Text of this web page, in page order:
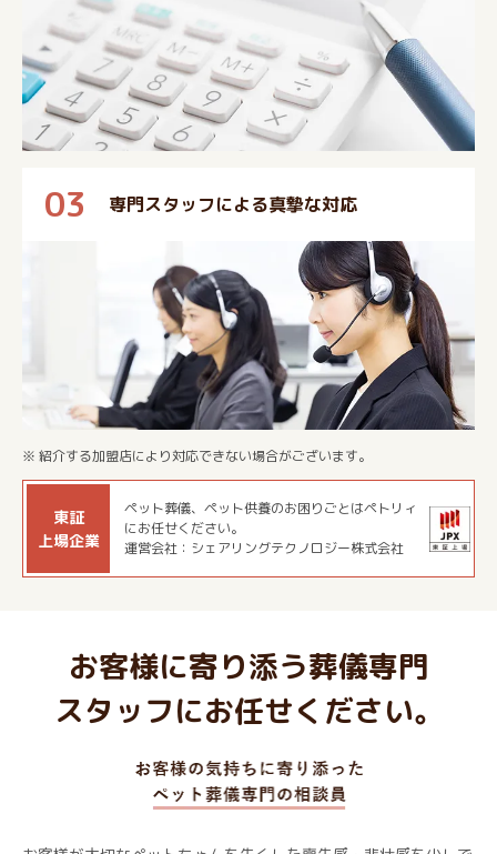
03 専門スタッフによる真摯な対応
※ 紹介する加盟店により対応できない場合がございます。
東証
上場企業
ペット葬儀、ペット供養のお困りごとはペトリィ
にお任せください。
運営会社：シェアリングテクノロジー株式会社
お客様に寄り添う葬儀専門
スタッフにお任せください。